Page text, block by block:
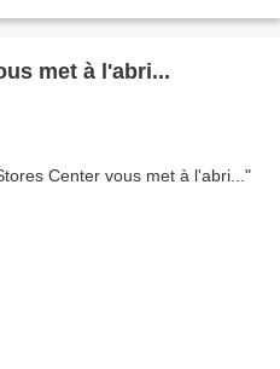
met à l'abri...